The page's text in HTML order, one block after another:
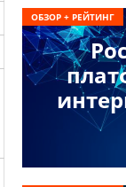
ОБЗОР + РЕЙТИНГ